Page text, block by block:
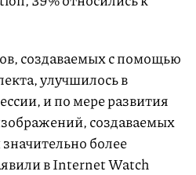
создаваемых с помощью
улучшилось в
и по мере развития
создаваемых
более
в Internet Watch